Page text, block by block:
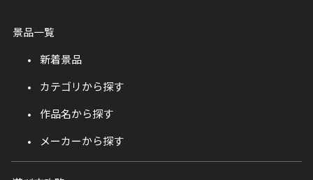
景品一覧
新着景品
カテゴリから探す
作品名から探す
メーカーから探す